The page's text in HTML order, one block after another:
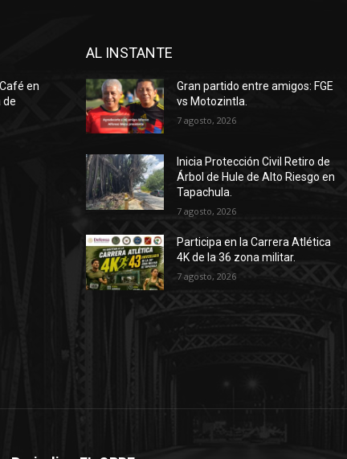
en
de
AL INSTANTE
Gran partido entre amigos: FGE
vs Motozintla.
7 agosto, 2026
Inicia Protección Civil Retiro de
Árbol de Hule de Alto Riesgo en
Tapachula.
7 agosto, 2026
Participa en la Carrera Atlética
4K de la 36 zona militar.
7 agosto, 2026